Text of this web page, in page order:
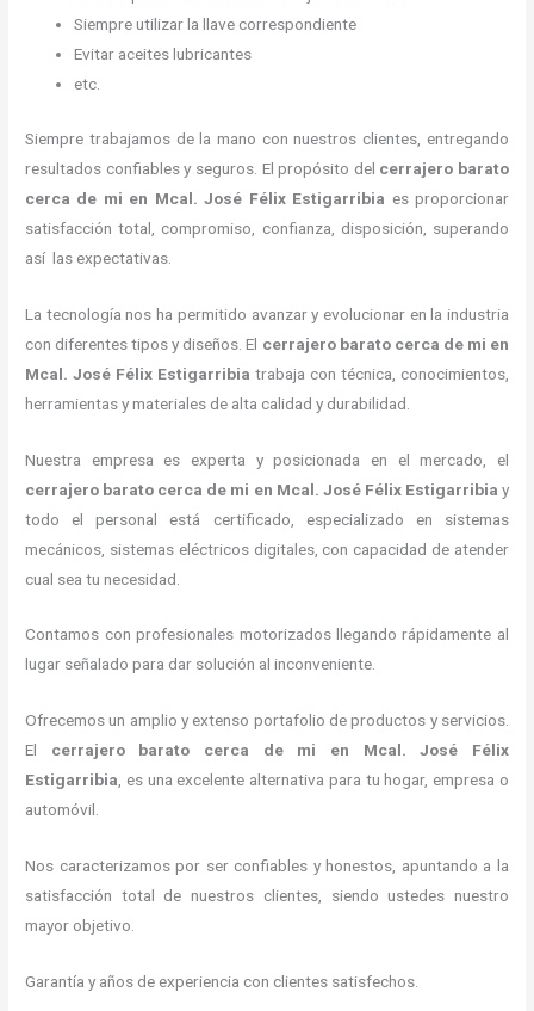
Siempre utilizar la llave correspondiente
Evitar aceites lubricantes
etc.
Siempre trabajamos de la mano con nuestros clientes, entregando
resultados confiables y seguros. El propósito del cerrajero barato
cerca de mi en Mcal. José Félix Estigarribia es proporcionar
satisfacción total, compromiso, confianza, disposición, superando
así las expectativas.
La tecnología nos ha permitido avanzar y evolucionar en la industria
con diferentes tipos y diseños. El cerrajero barato cerca de mi en
Mcal. José Félix Estigarribia trabaja con técnica, conocimientos,
herramientas y materiales de alta calidad y durabilidad.
Nuestra empresa es experta y posicionada en el mercado, el
cerrajero barato cerca de mi en Mcal. José Félix Estigarribia y
todo el personal está certificado, especializado en sistemas
mecánicos, sistemas eléctricos digitales, con capacidad de atender
cual sea tu necesidad.
Contamos con profesionales motorizados llegando rápidamente al
lugar señalado para dar solución al inconveniente.
Ofrecemos un amplio y extenso portafolio de productos y servicios.
El cerrajero barato cerca de mi en Mcal. José Félix
Estigarribia, es una excelente alternativa para tu hogar, empresa o
automóvil.
Nos caracterizamos por ser confiables y honestos, apuntando a la
satisfacción total de nuestros clientes, siendo ustedes nuestro
mayor objetivo.
Garantía y años de experiencia con clientes satisfechos.